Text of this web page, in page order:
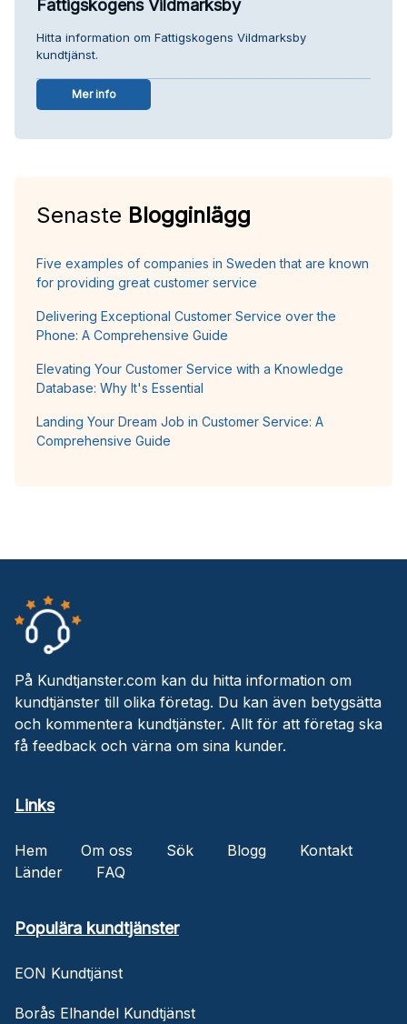
Fattigskogens Vildmarksby
Hitta information om Fattigskogens Vildmarksby
kundtjänst.
Mer info
Senaste Blogginlägg
Five examples of companies in Sweden that are known
for providing great customer service
Delivering Exceptional Customer Service over the
Phone: A Comprehensive Guide
Elevating Your Customer Service with a Knowledge
Database: Why It's Essential
Landing Your Dream Job in Customer Service: A
Comprehensive Guide
På Kundtjanster.com kan du hitta information om
kundtjänster till olika företag. Du kan även betygsätta
och kommentera kundtjänster. Allt för att företag ska
få feedback och värna om sina kunder.
Links
Hem Om oss Sök Blogg
Kontakt
Länder
FAQ
Populära kundtjänster
EON Kundtjänst
Borås Elhandel Kundtjänst